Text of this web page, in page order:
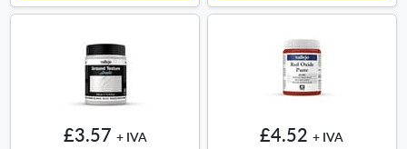
£3.57 + IVA £4.52 + IVA